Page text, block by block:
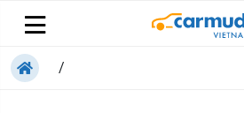
/